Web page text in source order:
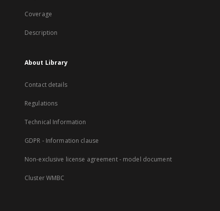
Coverage
Description
About Library
Contact details
Regulations
Technical Information
GDPR - Information clause
Non-exclusive license agreement - model document
Cluster WMBC